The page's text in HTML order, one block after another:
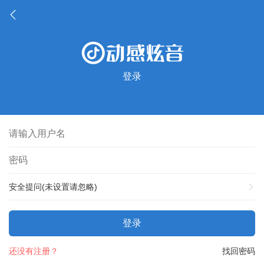
登录
安全提问(未设置请忽略)
登录
找回密码
还没有注册？